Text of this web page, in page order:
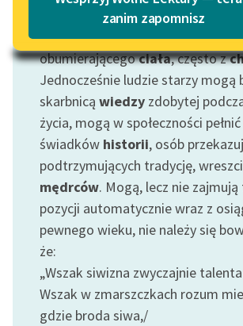
Lektury szkolne i klasyka
literatury do słuchania dla
uczennic i uczniów z
niepełnosprawnościami
E-kolekcja lektur
szkolnych i literatury do
słuchania dla uczennic i
niepełnosprawnościami
Feministyczne inspiracje.
Popularyzacja
skandynawskiej literatury
feministycznej
zanim zapomnisz
wiąże się ze stopniowym
aktywności, osłabieniemsił,
obumierającegociała, często z
Jednocześnie ludzie starzy mogą
skarbnicą wiedzy zdobytej
życia, mogą w społeczności
świadków historii, osób
podtrzymujących tradycję,
mędrców. Mogą, lecz nie
pozycji automatycznie wraz z
pewnego wieku, nie należy się
że:
„Wszak siwizna zwyczajnie
Wszak w zmarszczkach rozum
gdzie broda siwa,/